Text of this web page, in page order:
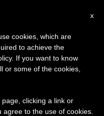
×
haremos la pausa
periodo de verano
y también el
x
cookies, which are
to achieve the
If you want to know
or some of the cookies,
clicking a link or
to the use of cookies.